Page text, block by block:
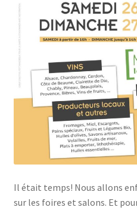
Il était temps! Nous allons
sur les foires et salons. Et